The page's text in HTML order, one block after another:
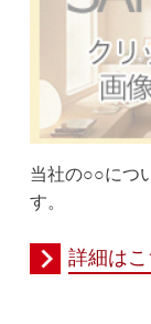
当社の○○につ
す。
詳細は